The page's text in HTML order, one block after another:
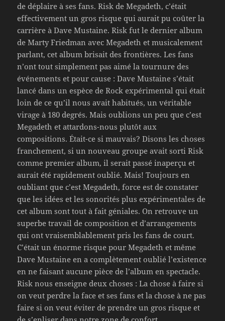
de déplaire à ses fans. Risk de Megadeth, c’était
effectivement un gros risque qui aurait pu coûter la
carrière à Dave Mustaine. Risk fut le dernier album
de Marty Friedman avec Megadeth et musicalement
parlant, cet album brisait des frontières. Les fans
n’ont tout simplement pas aimé la tournure des
événements et pour cause : Dave Mustaine s’était
lancé dans un espèce de Rock expérimental qui était
loin de ce qu’il nous avait habitués, un véritable
virage à 180 degrés. Mais oublions un peu que c’est
Megadeth et attardons-nous plutôt aux
compositions. Était-ce si mauvais? Disons les choses
franchement, si un nouveau groupe avait sorti Risk
comme premier album, il serait passé inaperçu et
aurait été rapidement oublié. Mais! Toujours en
oubliant que c’est Megadeth, force est de constater
que les idées et les sonorités plus expérimentales de
cet album sont tout à fait géniales. On retrouve un
superbe travail de composition et d’arrangements
qui ont vraisemblablement pris les fans de court.
C’était un énorme risque pour Megadeth et même
Dave Mustaine en a complètement oublié l’existence
en ne faisant aucune pièce de l’album en spectacle.
Risk nous enseigne deux choses : La chose à faire si
on veut perdre la face et ses fans et la chose à ne pas
faire si on veut éviter de prendre un gros risque et